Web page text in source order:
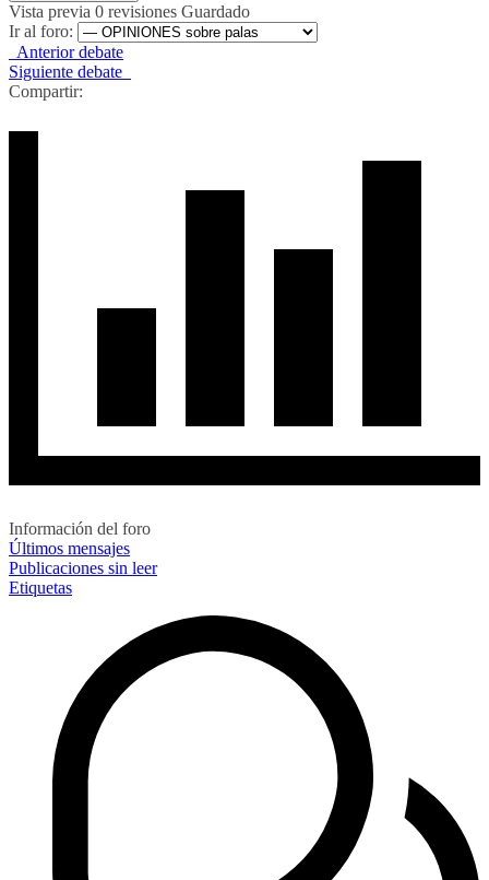
Vista previa 0 revisiones Guardado
Ir al foro:
Anterior debate
Siguiente debate
Compartir:
Información del foro
Últimos mensajes
Publicaciones sin leer
Etiquetas